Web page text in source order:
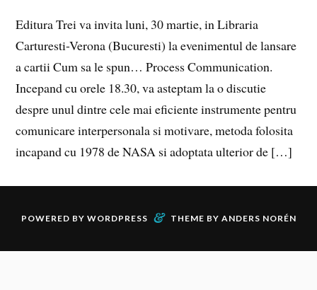
Editura Trei va invita luni, 30 martie, in Libraria
Carturesti-Verona (Bucuresti) la evenimentul de lansare
a cartii Cum sa le spun… Process Communication.
Incepand cu orele 18.30, va asteptam la o discutie
despre unul dintre cele mai eficiente instrumente pentru
comunicare interpersonala si motivare, metoda folosita
incapand cu 1978 de NASA si adoptata ulterior de […]
POWERED BY WORDPRESS & THEME BY ANDERS NORÉN